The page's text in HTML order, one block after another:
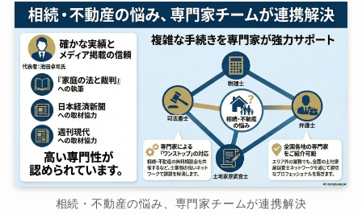
相続・不動産の悩み、専門家チームが連携解決